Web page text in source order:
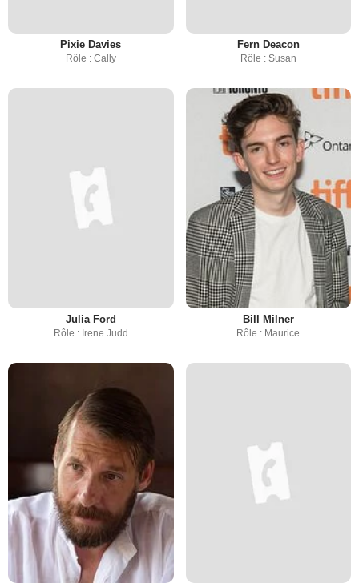
Pixie Davies
Rôle : Cally
Fern Deacon
Rôle : Susan
Julia Ford
Rôle : Irene Judd
Bill Milner
Rôle : Maurice